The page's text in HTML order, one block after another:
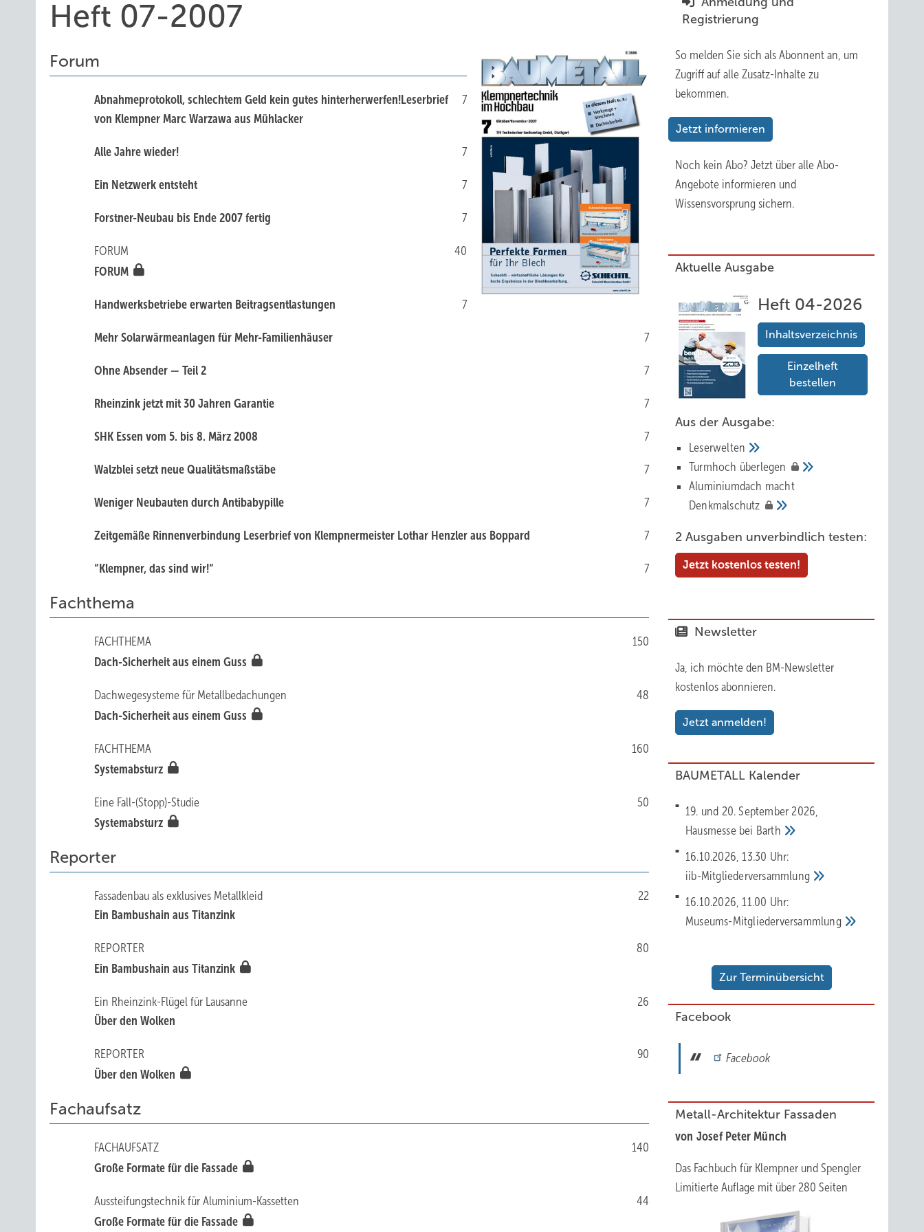
Heft 07-2007
Forum
7
Abnahmeprotokoll, schlechtem Geld kein gutes hinterherwerfen!Leserbrief
von Klempner Marc Warzawa aus Mühlacker
7
Alle Jahre wieder!
7
Ein Netzwerk entsteht
7
Forstner-Neubau bis Ende 2007 fertig
40
FORUM
FORUM
7
Handwerksbetriebe erwarten Beitragsentlastungen
7
Mehr Solarwärmeanlagen für Mehr-Familienhäuser
7
Ohne Absender — Teil 2
7
Rheinzink jetzt mit 30 Jahren Garantie
7
SHK Essen vom 5. bis 8. März 2008
7
Walzblei setzt neue Qualitätsmaßstäbe
7
Weniger Neubauten durch Antibabypille
7
Zeitgemäße Rinnenverbindung Leserbrief von Klempnermeister Lothar Henzler aus Boppard
7
“Klempner, das sind wir!“
Fachthema
150
FACHTHEMA
Dach-Sicherheit aus einem Guss
48
Dachwegesysteme für Metallbedachungen
Dach-Sicherheit aus einem Guss
160
FACHTHEMA
Systemabsturz
50
Eine Fall-(Stopp)-Studie
Systemabsturz
Reporter
22
Fassadenbau als exklusives Metallkleid
Ein Bambushain aus Titanzink
80
REPORTER
Ein Bambushain aus Titanzink
26
Ein Rheinzink-Flügel für Lausanne
Über den Wolken
90
REPORTER
Über den Wolken
Fachaufsatz
140
FACHAUFSATZ
Große Formate für die Fassade
44
Aussteifungstechnik für Aluminium-Kassetten
Große Formate für die Fassade
Registrierung
So melden Sie sich als Abonnent an, um
Zugriff auf alle Zusatz-Inhalte zu
bekommen.
Jetzt informieren
Noch kein Abo? Jetzt über alle Abo-
Angebote informieren und
Wissensvorsprung sichern.
Aktuelle Ausgabe
Heft 04-2026
Inhaltsverzeichnis
Einzelheft
bestellen
Aus der Ausgabe:
Leserwelten
Tur mhoch überlegen
Aluminiumdach macht
Denkmalschutz
2 Ausgaben unverbindlich testen:
Jetzt kostenlos testen!
Newsletter
Ja, ich möchte den BM-Newsletter
kostenlos abonnieren.
Jetzt anmelden!
BAUMETALL Kalender
19. und 20. September 2026,
Hausmesse bei Barth
16.10.2026, 13.30 Uhr:
iib-Mitgliederversammlung
16.10.2026, 11.00 Uhr:
Museums-Mitgliederversammlung
Zur Terminübersicht
Facebook
Facebook
Metall-Architektur Fassaden
von Josef Peter Münch
Das Fachbuch für Klempner und Spengler
Limitierte Auflage mit über 280 Seiten